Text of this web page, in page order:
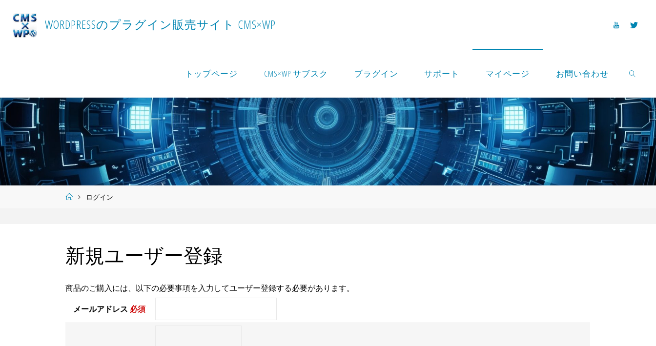
content
WORDPRESSのプラ グイ ン販売サイ ト CMS×WP
トップページ CMS×WP サブスク プラグイン サポート マイページ お問い合わせ
SEARCH
Homeログイン
新規ユーザー登録
商品のご購入には、以下の必要事項を入力してユーザー登録する必要があります。
メールアドレス 必須